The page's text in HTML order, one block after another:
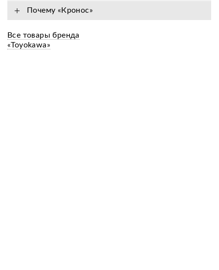
Почему «Кронос»
Все товары бренда
«Toyokawa»